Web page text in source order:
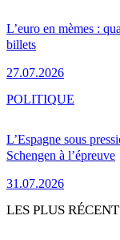
L’euro en mèmes :
billets
27.07.2026
L’Espagne sous
Schengen à l’épreuve
31.07.2026
POLITIQUE
LES PLUS